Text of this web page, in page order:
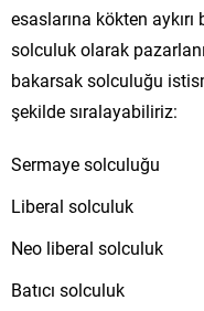
esaslarına kökten
solculuk olarak
bakarsak solculuğu
şekilde sıralayabiliriz:
Sermaye solculuğu
Liberal solculuk
Neo liberal solculuk
Batıcı solculuk